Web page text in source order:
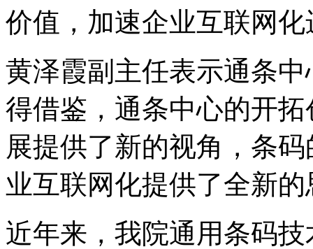
价值，加速企业互联网化
黄泽霞副主任表示通条
得借鉴，通条中心的开
展提供了新的视角，条
业互联网化提供了全新的
近年来，我院通用条码